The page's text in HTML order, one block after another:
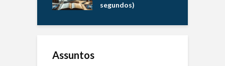
segundos)
Assuntos